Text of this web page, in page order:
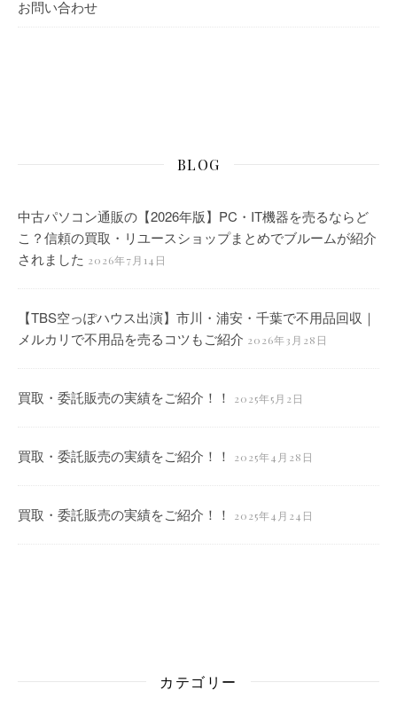
お問い合わせ
BLOG
中古パソコン通販の【2026年版】PC・IT機器を売るならど
こ？信頼の買取・リユースショップまとめでブルームが紹介
されました 2026年7月14日
【TBS空っぽハウス出演】市川・浦安・千葉で不用品回収｜
メルカリで不用品を売るコツもご紹介 2026年3月28日
買取・委託販売の実績をご紹介！！ 2025年5月2日
買取・委託販売の実績をご紹介！！ 2025年4月28日
買取・委託販売の実績をご紹介！！ 2025年4月24日
カテゴリー